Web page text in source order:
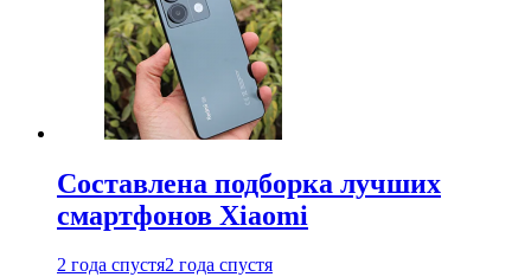
Составлена подборка лучших
смартфонов Xiaomi
2 года спустя2 года спустя